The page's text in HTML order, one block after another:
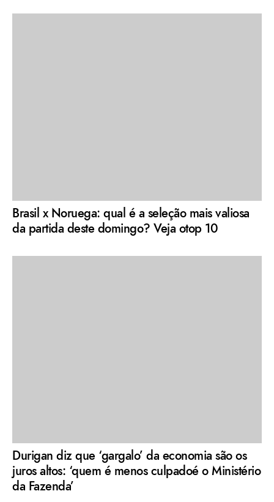
Brasil x Noruega: qual é a seleção mais valiosa
da partida deste domingo? Veja otop 10
Durigan diz que ‘gargalo’ da economia são os
juros altos: ‘quem é menos culpadoé o Ministério
da Fazenda’